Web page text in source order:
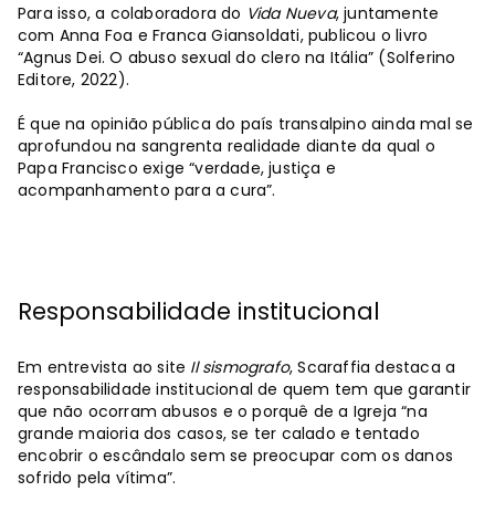
Para isso, a colaboradora do Vida Nueva, juntamente
com Anna Foa e Franca Giansoldati, publicou o livro
“Agnus Dei. O abuso sexual do clero na Itália” (Solferino
Editore, 2022).
É que na opinião pública do país transalpino ainda mal se
aprofundou na sangrenta realidade diante da qual o
Papa Francisco exige “verdade, justiça e
acompanhamento para a cura”.
Responsabilidade institucional
Em entrevista ao site Il sismografo, Scaraffia destaca a
responsabilidade institucional de quem tem que garantir
que não ocorram abusos e o porquê de a Igreja “na
grande maioria dos casos, se ter calado e tentado
encobrir o escândalo sem se preocupar com os danos
sofrido pela vítima”.